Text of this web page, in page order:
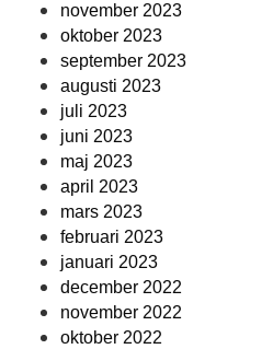
november 2023
oktober 2023
september 2023
augusti 2023
juli 2023
juni 2023
maj 2023
april 2023
mars 2023
februari 2023
januari 2023
december 2022
november 2022
oktober 2022